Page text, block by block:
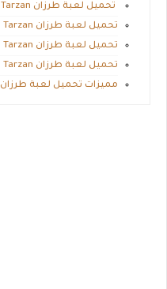
تحميل لعبة طرزان Tarzan للكمبيوتر برابط مباشر ميديا فاير
تحميل لعبة طرزان Tarzan القديمة للكمبيوتر من ميديا فاير
تحميل لعبة طرزان Tarzan الاصلية برابط واحد مباشر كاملة
تحميل لعبة طرزان Tarzan مضغوطة بحجم صغير
مميزات تحميل لعبة طرزان Tarzan برابط مباشر مجانا